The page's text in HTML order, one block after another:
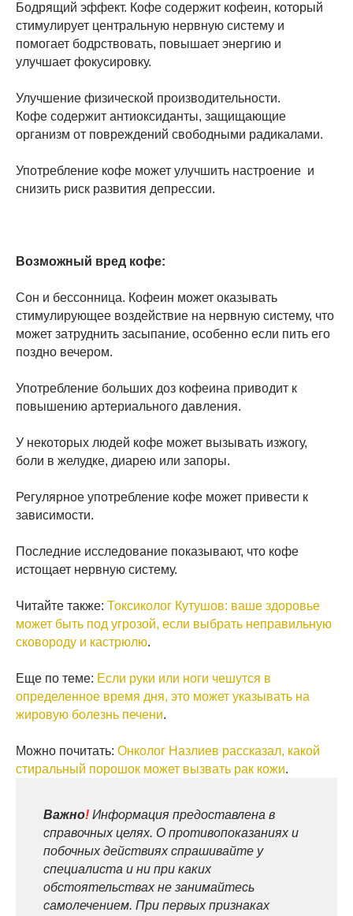
Бодрящий эффект. Кофе содержит кофеин, который
стимулирует центральную нервную систему и
помогает бодрствовать, повышает энергию и
улучшает фокусировку.
Улучшение физической производительности.
Кофе содержит антиоксиданты, защищающие
организм от повреждений свободными радикалами.
Употребление кофе может улучшить настроение и
снизить риск развития депрессии.
Возможный вред кофе:
Сон и бессонница. Кофеин может оказывать
стимулирующее воздействие на нервную систему, что
может затруднить засыпание, особенно если пить его
поздно вечером.
Употребление больших доз кофеина приводит к
повышению артериального давления.
У некоторых людей кофе может вызывать изжогу,
боли в желудке, диарею или запоры.
Регулярное употребление кофе может привести к
зависимости.
Последние исследование показывают, что кофе
истощает нервную систему.
Читайте также: Токсиколог Кутушов: ваше здоровье
может быть под угрозой, если выбрать неправильную
сковороду и кастрюлю.
Еще по теме: Если руки или ноги чешутся в
определенное время дня, это может указывать на
жировую болезнь печени.
Можно почитать: Онколог Назлиев рассказал, какой
стиральный порошок может вызвать рак кожи.
Важно! Информация предоставлена в
справочных целях. О противопоказаниях и
побочных действиях спрашивайте у
специалиста и ни при каких
обстоятельствах не занимайтесь
самолечением. При первых признаках